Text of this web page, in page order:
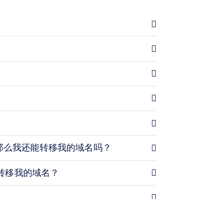
我还能转移我的域名吗？
移我的域名？